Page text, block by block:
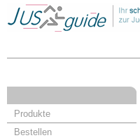
Produkte
Bestellen